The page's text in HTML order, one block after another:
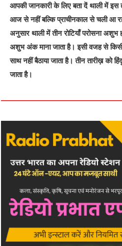
आपकी जानकारी के लिए बता दें थाली में इस
आज से नहीं बल्कि प्राचीनकाल से चली आ
अनुसार थाली में तीन रोटियाँ परोसना अशुभ
अशुभ अंक माना जाता है। इसी वजह से
साथ नहीं बैठाया जाता है। तीन तारीख़ को
जाता है।